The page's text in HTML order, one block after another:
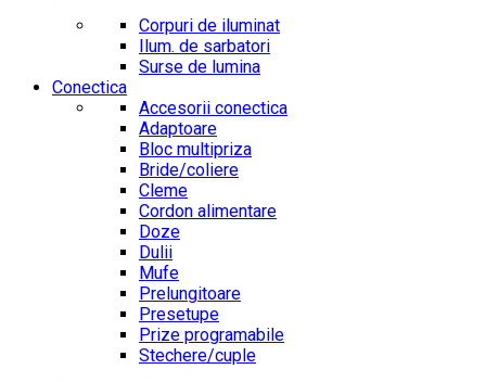
Corpuri de iluminat
Ilum. de sarbatori
Surse de lumina
Conectica
Accesorii conectica
Adaptoare
Bloc multipriza
Bride/coliere
Cleme
Cordon alimentare
Doze
Dulii
Mufe
Prelungitoare
Presetupe
Prize programabile
Stechere/cuple